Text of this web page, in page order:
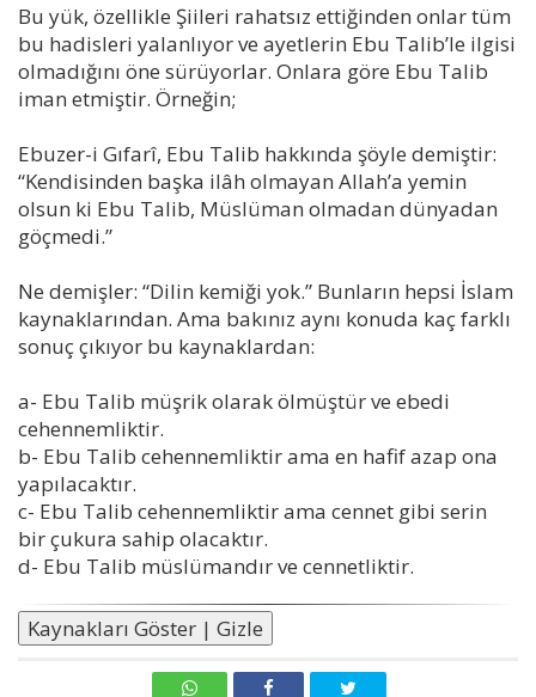
Bu yük, özellikle Şiileri rahatsız ettiğinden onlar tüm
bu hadisleri yalanlıyor ve ayetlerin Ebu Talib’le ilgisi
olmadığını öne sürüyorlar. Onlara göre Ebu Talib
iman etmiştir. Örneğin;
Ebuzer-i Gıfarî, Ebu Talib hakkında şöyle demiştir:
“Kendisinden başka ilâh olmayan Allah’a yemin
olsun ki Ebu Talib, Müslüman olmadan dünyadan
göçmedi.”
Ne demişler: “Dilin kemiği yok.” Bunların hepsi İslam
kaynaklarından. Ama bakınız aynı konuda kaç farklı
sonuç çıkıyor bu kaynaklardan:
a- Ebu Talib müşrik olarak ölmüştür ve ebedi
cehennemliktir.
b- Ebu Talib cehennemliktir ama en hafif azap ona
yapılacaktır.
c- Ebu Talib cehennemliktir ama cennet gibi serin
bir çukura sahip olacaktır.
d- Ebu Talib müslümandır ve cennetliktir.
Kaynakları Göster | Gizle